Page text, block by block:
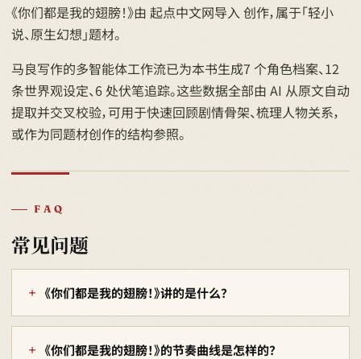
《你们都是我的翅膀！》由 起点中文网导入 创作，属于「轻小
说、原生幻想」题材。
马良写作的多智能体工作流已为本书生成7 个角色档案、12
条世界观设定、6 处伏笔追踪。这些数据全部由 AI 从原文自动
提取并交叉校验，可用于快速回顾剧情骨架、梳理人物关系，
或作为同题材创作的结构参照。
FAQ
常见问题
《你们都是我的翅膀！》讲的是什么？
《你们都是我的翅膀！》的节奏曲线是怎样的？